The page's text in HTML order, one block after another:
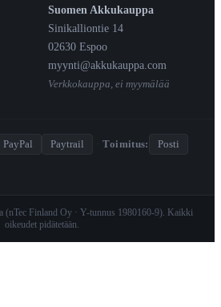
Suomen Akkukauppa
Sinikalliontie 14
02630 Espoo
myynti@akkukauppa.com
Verkkokauppa, ei myymälää
PayPal Paytrail · Toimitus:
Posti
(nTec Finland Oy · Y-tunnus 1980160-9). Kaikki
oikeudet pidätetään.